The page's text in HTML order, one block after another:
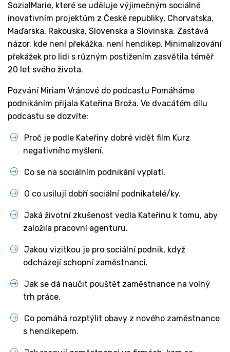
SozialMarie, které se uděluje výjimečným sociálně
inovativním projektům z České republiky, Chorvatska,
Maďarska, Rakouska, Slovenska a Slovinska. Zastává
názor, kde není překážka, není hendikep. Minimalizování
překážek pro lidi s různým postižením zasvětila téměř
20 let svého života.
Pozvání Miriam Vránové do podcastu Pomáháme
podnikáním přijala Kateřina Broža. Ve dvacátém dílu
podcastu se dozvíte:
Proč je podle Kateřiny dobré vidět film Kurz
negativního myšlení.
Co se na sociálním podnikání vyplatí.
O co usilují dobří sociální podnikatelé/ky.
Jaká životní zkušenost vedla Kateřinu k tomu, aby
založila pracovní agenturu.
Jakou vizitkou je pro sociální podnik, když
odcházejí schopní zaměstnanci.
Jak se dá naučit pouštět zaměstnance na volný
trh práce.
Co pomáhá rozptýlit obavy z nového zaměstnance
s hendikepem.